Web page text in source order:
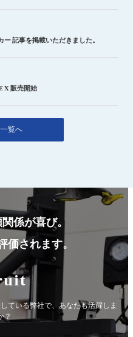
記事を掲載いただきました。
X 販売開始
覧へ
係が喜び。
価されます。
ている弊社で、 あなたも活躍しま
？